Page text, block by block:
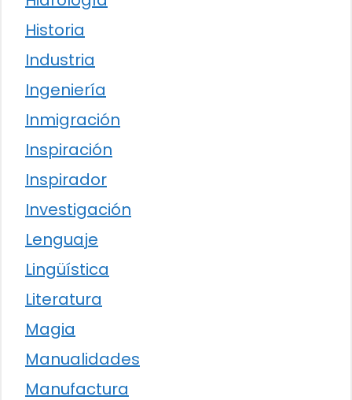
Historia
Industria
Ingeniería
Inmigración
Inspiración
Inspirador
Investigación
Lenguaje
Lingüística
Literatura
Magia
Manualidades
Manufactura